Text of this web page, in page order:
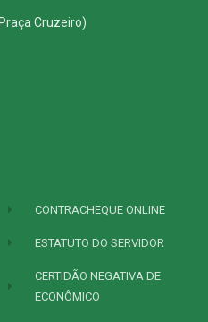
Cruzeiro)
CONTRACHEQUE ONLINE
ESTATUTO DO SERVIDOR
CERTIDÃO NEGATIVA DE
ECONÔMICO